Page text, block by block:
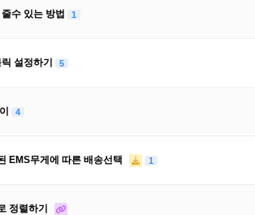
수 있는 방법 1
설정하기 5
4
EMS무게에 따른 배송선택 1
정렬하기